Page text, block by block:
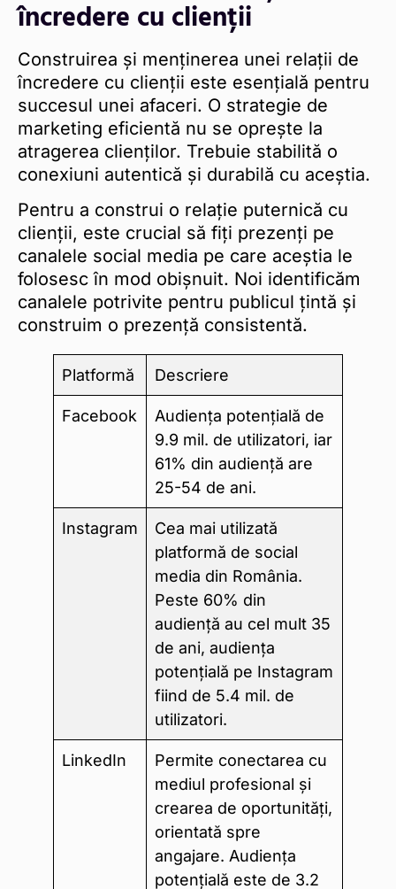
încredere cu clienții
Construirea și menținerea unei relații de
încredere cu clienții este esențială pentru
succesul unei afaceri. O strategie de
marketing eficientă nu se oprește la
atragerea clienților. Trebuie stabilită o
conexiuni autentică și durabilă cu aceștia.
Pentru a construi o relație puternică cu
clienții, este crucial să fiți prezenți pe
canalele social media pe care aceștia le
folosesc în mod obișnuit. Noi identificăm
canalele potrivite pentru publicul țintă și
construim o prezență consistentă.
Platformă Descriere
Facebook
Audiența potențială de
9.9 mil. de utilizatori, iar
61% din audiență are
25-54 de ani.
Instagram
Cea mai utilizată
platformă de social
media din România.
Peste 60% din
audiență au cel mult 35
de ani, audiența
potențială pe Instagram
fiind de 5.4 mil. de
utilizatori.
LinkedIn
Permite conectarea cu
mediul profesional și
crearea de oportunități,
orientată spre
angajare. Audiența
potențială este de 3.2